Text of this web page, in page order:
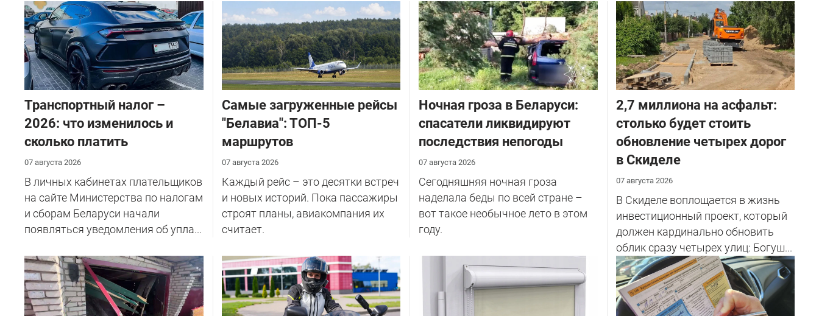
Транспортный налог –
2026: что изменилось и
сколько платить
07 августа 2026
В личных кабинетах плательщиков
на сайте Министерства по налогам
и сборам Беларуси начали
появляться уведомления об упла...
Самые загруженные рейсы
"Белавиа": ТОП-5
маршрутов
07 августа 2026
Каждый рейс – это десятки встреч
и новых историй. Пока пассажиры
строят планы, авиакомпания их
считает.
Ночная гроза в Беларуси:
спасатели ликвидируют
последствия непогоды
07 августа 2026
Сегодняшняя ночная гроза
наделала беды по всей стране –
вот такое необычное лето в этом
году.
2,7 миллиона на асфальт:
столько будет стоить
обновление четырех дорог
в Скиделе
07 августа 2026
В Скиделе воплощается в жизнь
инвестиционный проект, который
должен кардинально обновить
облик сразу четырех улиц: Богуш...